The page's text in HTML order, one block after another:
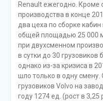
Renault ежегодно. Кроме
производства в конце
два цеха по сборке
общей площадью 25 000
при двухсменном
в сутки до 30 грузовиков
однако из-за кризиса в
шло только в одну
грузовиков Volvo на
году 1274 ед. (рост в 3,25